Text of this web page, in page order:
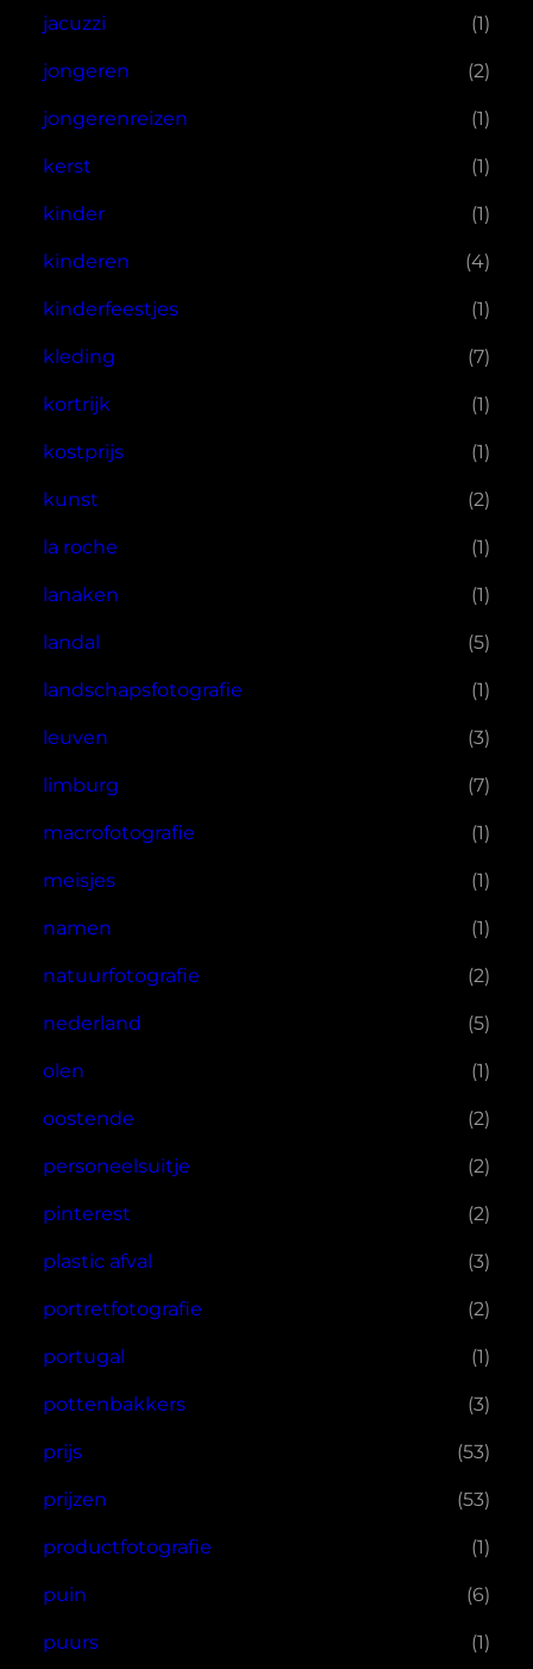
jacuzzi (1)
jongeren (2)
jongerenreizen (1)
kerst (1)
kinder (1)
kinderen (4)
kinderfeestjes (1)
kleding (7)
kortrijk (1)
kostprijs (1)
kunst (2)
la roche (1)
lanaken (1)
landal (5)
landschapsfotografie (1)
leuven (3)
limburg (7)
macrofotografie (1)
meisjes (1)
namen (1)
natuurfotografie (2)
nederland (5)
olen (1)
oostende (2)
personeelsuitje (2)
pinterest (2)
plastic afval (3)
portretfotografie (2)
portugal (1)
pottenbakkers (3)
prijs (53)
prijzen (53)
productfotografie (1)
puin (6)
puurs (1)